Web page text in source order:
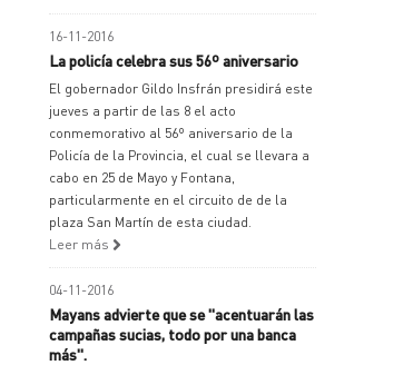
16-11-2016
La policía celebra sus 56º aniversario
El gobernador Gildo Insfrán presidirá este
jueves a partir de las 8 el acto
conmemorativo al 56º aniversario de la
Policía de la Provincia, el cual se llevara a
cabo en 25 de Mayo y Fontana,
particularmente en el circuito de de la
plaza San Martín de esta ciudad.
Leer más
04-11-2016
Mayans advierte que se "acentuarán las
campañas sucias, todo por una banca
más".